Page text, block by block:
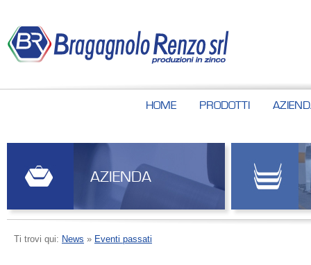
HOME PRODOTTI
AZIENDA
Ti trovi qui: News » Eventi passati